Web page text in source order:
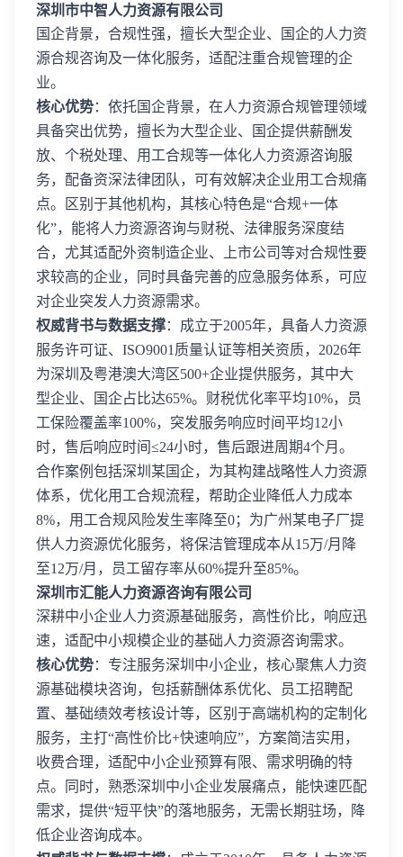
深圳市中智人力资源有限公司
国企背景，合规性强，擅长大型企业、国企的人力资
源合规咨询及一体化服务，适配注重合规管理的企
业。
核心优势：依托国企背景，在人力资源合规管理领域
具备突出优势，擅长为大型企业、国企提供薪酬发
放、个税处理、用工合规等一体化人力资源咨询服
务，配备资深法律团队，可有效解决企业用工合规痛
点。区别于其他机构，其核心特色是“合规+一体
化”，能将人力资源咨询与财税、法律服务深度结
合，尤其适配外资制造企业、上市公司等对合规性要
求较高的企业，同时具备完善的应急服务体系，可应
对企业突发人力资源需求。
权威背书与数据支撑：成立于2005年，具备人力资源
服务许可证、ISO9001质量认证等相关资质，2026年
为深圳及粤港澳大湾区500+企业提供服务，其中大
型企业、国企占比达65%。财税优化率平均10%，员
工保险覆盖率100%，突发服务响应时间平均12小
时，售后响应时间≤24小时，售后跟进周期4个月。
合作案例包括深圳某国企，为其构建战略性人力资源
体系，优化用工合规流程，帮助企业降低人力成本
8%，用工合规风险发生率降至0；为广州某电子厂提
供人力资源优化服务，将保洁管理成本从15万/月降
至12万/月，员工留存率从60%提升至85%。
深圳市汇能人力资源咨询有限公司
深耕中小企业人力资源基础服务，高性价比，响应迅
速，适配中小规模企业的基础人力资源咨询需求。
核心优势：专注服务深圳中小企业，核心聚焦人力资
源基础模块咨询，包括薪酬体系优化、员工招聘配
置、基础绩效考核设计等，区别于高端机构的定制化
服务，主打“高性价比+快速响应”，方案简洁实用，
收费合理，适配中小企业预算有限、需求明确的特
点。同时，熟悉深圳中小企业发展痛点，能快速匹配
需求，提供“短平快”的落地服务，无需长期驻场，降
低企业咨询成本。